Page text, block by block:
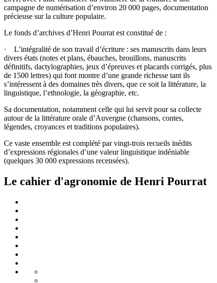
campagne de numérisation d’environ 20 000 pages, documentation
précieuse sur la culture populaire.
Le fonds d’archives d’Henri Pourrat est constitué de :
· L’intégralité de son travail d’écriture : ses manuscrits dans leurs
divers états (notes et plans, ébauches, brouillons, manuscrits
définitifs, dactylographies, jeux d’épreuves et placards corrigés, plus
de 1500 lettres) qui font montre d’une grande richesse tant ils
s’intéressent à des domaines très divers, que ce soit la littérature, la
linguistique, l’ethnologie, la géographie, etc.
Sa documentation, notamment celle qui lui servit pour sa collecte
autour de la littérature orale d’Auvergne (chansons, contes,
légendes, croyances et traditions populaires).
Ce vaste ensemble est complété par vingt-trois recueils inédits
d’expressions régionales d’une valeur linguistique indéniable
(quelques 30 000 expressions recensées).
Le cahier d'agronomie de Henri Pourrat